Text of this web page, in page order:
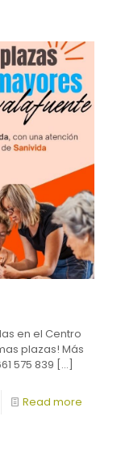
en el Centro
plazas! Más
575 839 […]
Read more